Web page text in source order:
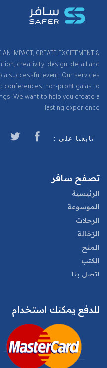
IMPACT, CREATE EXCITEMENT &
creativity, design, detail and
successful event. Our services
conferences, non-profit galas to
We want to help you create a
lasting experience.
تابعنا علي :
تصفح سافر
الرئيسية
الموسوعة
الرحلات
الرَحّالة
المنح
الكتب
اتصل بنا
للدفع يمكنك استخدام